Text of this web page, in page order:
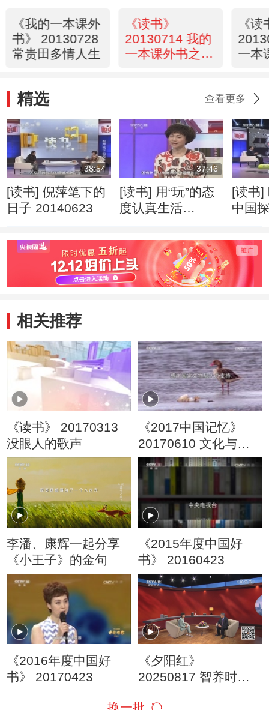
《我的一本课外
书》 20130728
常贵田多情人生
《读书》
20130714 我的
一本课外书之赵
《
一本
精选 查看更多
38:54
[读书] 倪萍笔下的
日子 20140623
37:46
[读书] 用“玩”的态
度认真生活
[读书] 欧阳自远的
中国
相关推荐
《读书》 20170313
没眼人的歌声
《2017中国记忆》
20170610 文化与自
然遗产日特别节目
李潘、康辉一起分享
《小王子》的金句
《2015年度中国好
书》 20160423
《2016年度中国好
书》 20170423
《夕阳红》
20250817 智养时代·